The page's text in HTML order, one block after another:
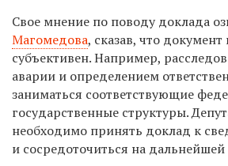
Свое мнение по поводу доклада
Магомедова, сказав, что
субъективен. Например,
аварии и определением
заниматься соответствующие
государственные структуры.
необходимо принять доклад к
и сосредоточиться на дальнейшей